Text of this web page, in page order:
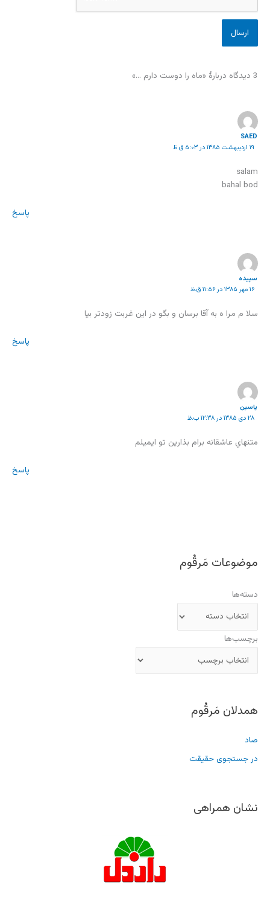
3 دیدگاه دربارهٔ «ماه را دوست دارم …»
SAED
۱۹ اردیبهشت ۱۳۸۵ در ۵:۰۳ ق.ظ
salam
bahal bod
پاسخ
سپیده
۱۶ مهر ۱۳۸۵ در ۱۱:۵۶ ق.ظ
سلا م مرا ه به آقا برسان و بگو در این غربت زودتر بیا
پاسخ
ياسين
۲۸ دی ۱۳۸۵ در ۱۲:۳۸ ب.ظ
متنهاي عاشقانه برام بذارين تو ايميلم
پاسخ
موضوعات مَرقُوم
دسته‌ها
برچسب‌ها
همدلان مَرقُوم
صاد
در جستجوی حقیقت
نشان همراهی